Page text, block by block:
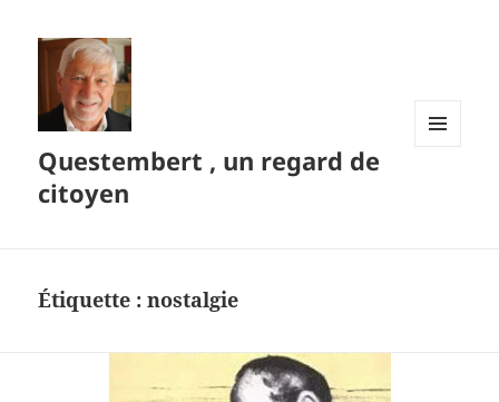
Questembert , un regard de
citoyen
Étiquette :nostalgie